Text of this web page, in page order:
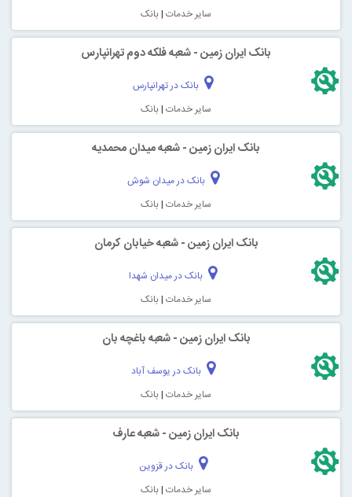
سایر خدمات |بانک
بانک ایران زمین - شعبه فلکه دوم تهرانپارس
بانک در تهرانپارس
سایر خدمات |بانک
بانک ایران زمین - شعبه میدان محمدیه
بانک در میدان شوش
سایر خدمات |بانک
بانک ایران زمین - شعبه خیابان کرمان
بانک در میدان شهدا
سایر خدمات |بانک
بانک ایران زمین - شعبه باغچه بان
بانک در یوسف آباد
سایر خدمات |بانک
بانک ایران زمین - شعبه عارف
بانک در قزوین
سایر خدمات |بانک